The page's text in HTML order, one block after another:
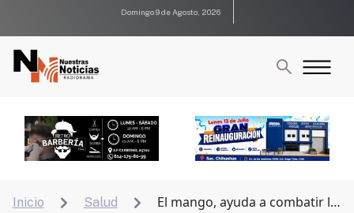
Domingo 9 de Agosto, 2026
Inicio  Salud 
El mango, ayuda a combatir la